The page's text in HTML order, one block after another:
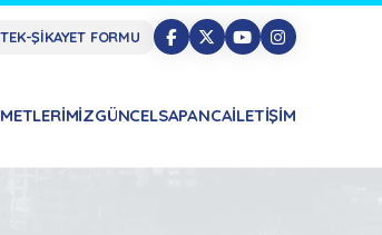
ŞİKAYET FORMU
GÜNCELSAPANCAİLETIŞIM